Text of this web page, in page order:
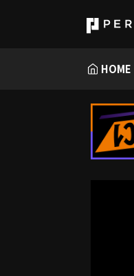
HOME